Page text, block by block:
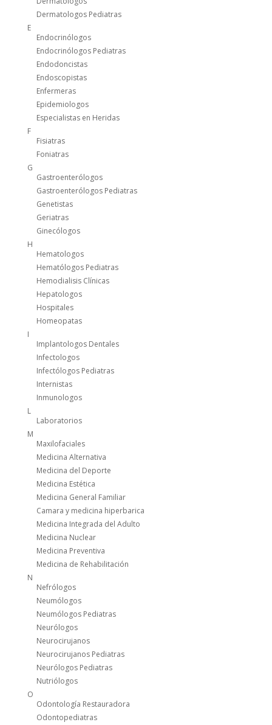
Dermatologos Pediatras
E
Endocrinólogos
Endocrinólogos Pediatras
Endodoncistas
Endoscopistas
Enfermeras
Epidemiologos
Especialistas en Heridas
F
Fisiatras
Foniatras
G
Gastroenterólogos
Gastroenterólogos Pediatras
Genetistas
Geriatras
Ginecólogos
H
Hematologos
Hematólogos Pediatras
Hemodialisis Clínicas
Hepatologos
Hospitales
Homeopatas
I
Implantologos Dentales
Infectologos
Infectólogos Pediatras
Internistas
Inmunologos
L
Laboratorios
M
Maxilofaciales
Medicina Alternativa
Medicina del Deporte
Medicina Estética
Medicina General Familiar
Camara y medicina hiperbarica
Medicina Integrada del Adulto
Medicina Nuclear
Medicina Preventiva
Medicina de Rehabilitación
N
Nefrólogos
Neumólogos
Neumólogos Pediatras
Neurólogos
Neurocirujanos
Neurocirujanos Pediatras
Neurólogos Pediatras
Nutriólogos
O
Odontología Restauradora
Odontopediatras